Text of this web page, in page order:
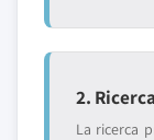
2.
La ricerca